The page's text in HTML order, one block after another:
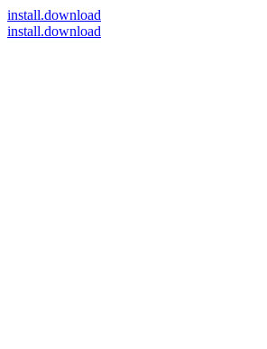
install.download
install.download